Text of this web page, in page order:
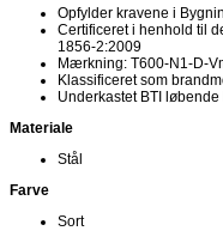
Opfylder kravene i
Certificeret i henhold til
1856-2:2009
Mærkning: T600-N1-D-
Klassificeret som
Underkastet BTI løbende
Materiale
Stål
Farve
Sort